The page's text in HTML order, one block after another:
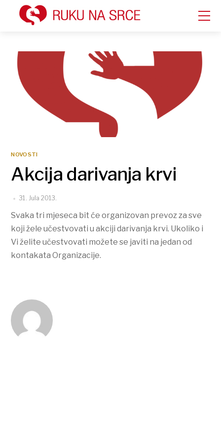
NOVOSTI
Akcija darivanja krvi
31. Jula 2013.
Svaka tri mjeseca bit će organizovan prevoz za sve
koji žele učestvovati u akciji darivanja krvi. Ukoliko i
Vi želite učestvovati možete se javiti na jedan od
kontakata Organizacije.